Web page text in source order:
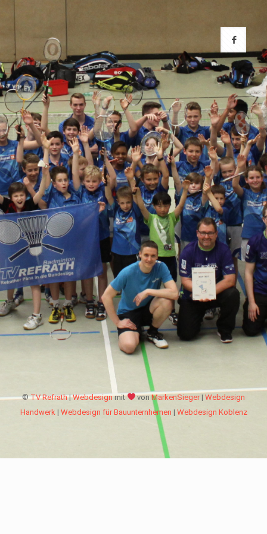
©TV Refrath|Webdesignmit vonMarkenSieger|Webdesign
Handwerk| Webdesign für Bauunternhemen | Webdesign Koblenz